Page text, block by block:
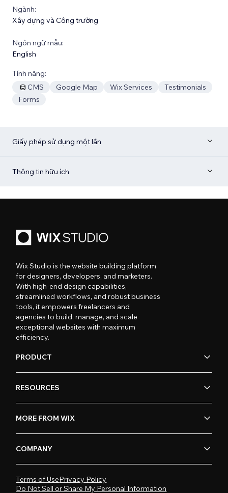
Ngành:
Xây dựng và Công trường
Ngôn ngữ mẫu:
English
Tính năng:
CMS
Google Map Wix Services
Testimonials
Forms
Giấy phép sử dụng một lần
Thông tin hữu ích
Wix Studio is the website building platform
for designers, developers, and marketers.
With high-end design capabilities,
streamlined workflows, and robust business
tools, it empowers freelancers and
agencies to build, manage, and scale
exceptional websites with maximum
efficiency.
PRODUCT
RESOURCES
MORE FROM WIX
COMPANY
Terms of UsePrivacy Policy
Do Not Sell or Share My Personal Information